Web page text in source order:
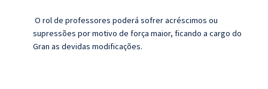
O rol de professores poderá sofrer acréscimos ou
supressões por motivo de força maior, ficando a cargo do
Gran as devidas modificações.